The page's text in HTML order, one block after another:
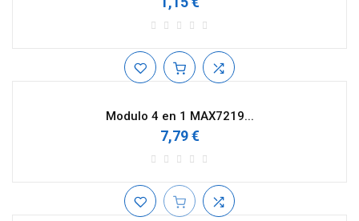
Modulo 4 en 1 MAX7219...
7,79 €